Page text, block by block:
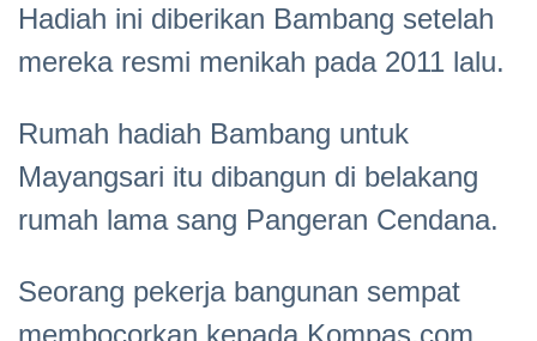
Hadiah ini diberikan Bambang setelah
mereka resmi menikah pada 2011 lalu.
Rumah hadiah Bambang untuk
Mayangsari itu dibangun di belakang
rumah lama sang Pangeran Cendana.
Seorang pekerja bangunan sempat
membocorkan kepada Kompas.com